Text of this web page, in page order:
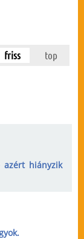
friss top
azért hiányzik